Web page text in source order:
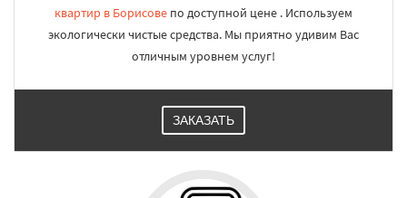
квартир в Борисове по доступной цене . Используем
экологически чистые средства. Мы приятно удивим Вас
отличным уровнем услуг!
ЗАКАЗАТЬ